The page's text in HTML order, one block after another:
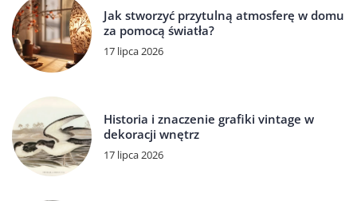
Jak stworzyć przytulną atmosferę w domu
za pomocą światła?
17 lipca 2026
Historia i znaczenie grafiki vintage w
dekoracji wnętrz
17 lipca 2026